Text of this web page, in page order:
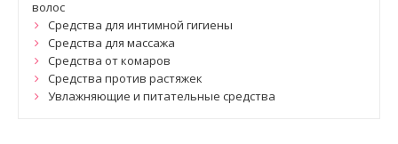
волос
Средства для интимной гигиены
Средства для массажа
Средства от комаров
Средства против растяжек
Увлажняющие и питательные средства